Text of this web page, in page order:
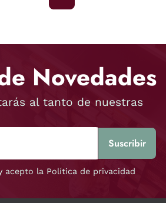
Novedades
al tanto de nuestras
acepto la Política de privacidad